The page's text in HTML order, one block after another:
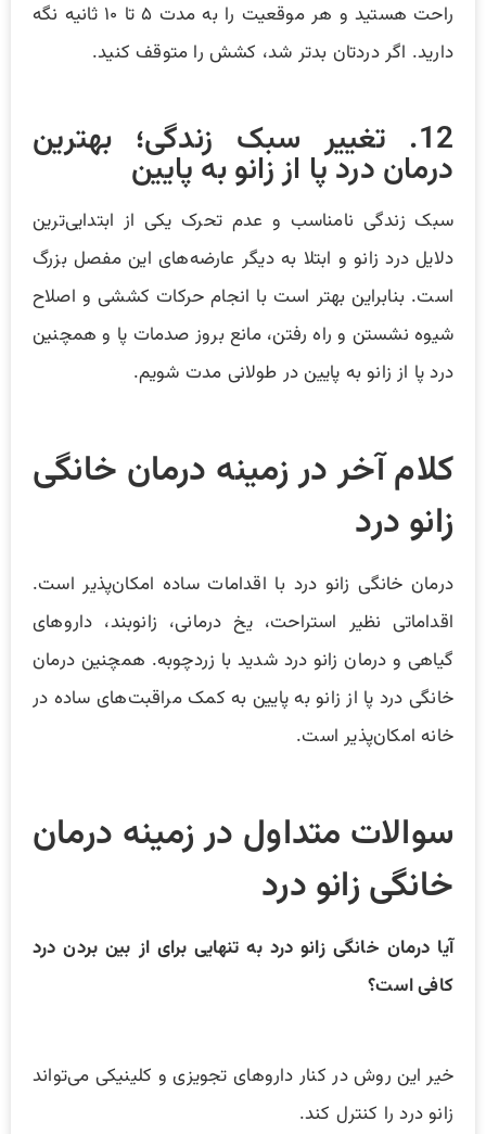
راحت هستید و هر موقعیت را به مدت ۵ تا ۱۰ ثانیه نگه
دارید. اگر دردتان بدتر شد، کشش را متوقف کنید.
12. تغییر سبک زندگی؛ بهترین
درمان درد پا از زانو به پایین
سبک زندگی نامناسب و عدم تحرک یکی از ابتدایی‌ترین
دلایل درد زانو و ابتلا به دیگر عارضه‌های این مفصل بزرگ
است. بنابراین بهتر است با انجام حرکات کششی و اصلاح
شیوه نشستن و راه رفتن، مانع بروز صدمات پا و همچنین
درد پا از زانو به پایین در طولانی مدت شویم.
کلام آخر در زمینه درمان خانگی
زانو درد
درمان خانگی زانو درد با اقدامات ساده امکان‌پذیر است.
اقداماتی نظیر استراحت، یخ درمانی، زانوبند، داروهای
گیاهی و درمان زانو درد شدید با زردچوبه. همچنین درمان
خانگی درد پا از زانو به پایین به کمک مراقبت‌های ساده در
خانه امکان‌پذیر است.
سوالات متداول در زمینه درمان
خانگی زانو درد
آیا درمان خانگی زانو درد به تنهایی برای از بین بردن درد
کافی است؟
خیر این روش در کنار داروهای تجویزی و کلینیکی می‌تواند
زانو درد را کنترل کند.